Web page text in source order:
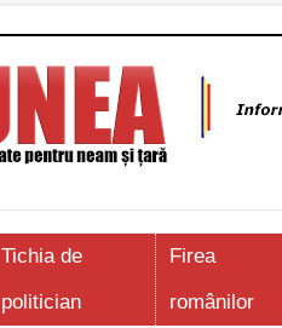
Tichia de
politician
Firea
românilor